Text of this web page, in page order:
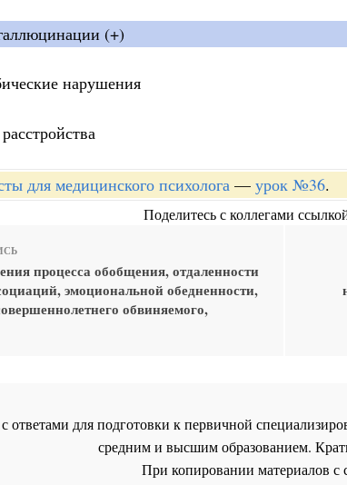
(+)
нарушения
для медицинского психолога — урок №36.
Поделитесь с коллегами
процесса обобщения, отдаленности
эмоциональной обедненности,
обвиняемого,
ответами для подготовки к первичной
средним и высшим образованием.
При копировании материалов с